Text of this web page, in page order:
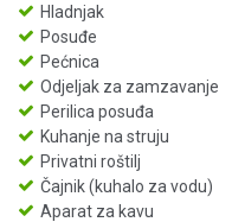
Hladnjak
Posuđe
Pećnica
Odjeljak za zamzavanje
Perilica posuđa
Kuhanje na struju
Privatni roštilj
Čajnik (kuhalo za vodu)
Aparat za kavu